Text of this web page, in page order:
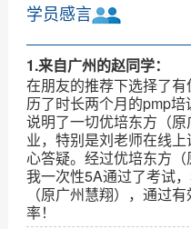
学员感言
1.来自广州的赵同学：
在朋友的推荐下选择了
历了时长两个月的pmp
说明了一切优培东方（
业，特别是刘老师在线
心答疑。经过优培东方（
我一次性5A通过了考试
（原广州慧翔），通过
率！